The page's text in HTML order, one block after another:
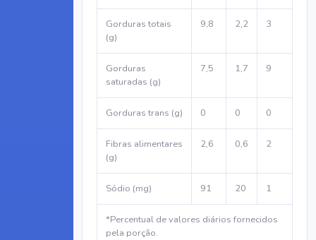
Gorduras totais
(g)
9,8 2,2 3
Gorduras
saturadas (g)
7,5 1,7 9
Gorduras trans (g) 0 0 0
Fibras alimentares
(g)
2,6 0,6 2
Sódio (mg) 91 20 1
*Percentual de valores diários fornecidos
pela porção.